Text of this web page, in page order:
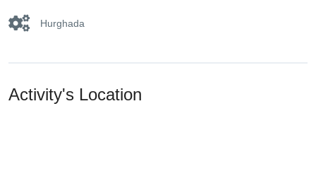
Hurghada
Activity's Location